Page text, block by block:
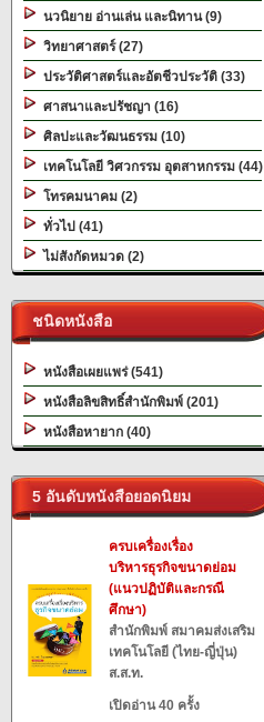
นวนิยาย อ่านเล่น และนิทาน (9)
วิทยาศาสตร์ (27)
ประวัติศาสตร์และอัตชีวประวัติ (33)
ศาสนาและปรัชญา (16)
ศิลปะและวัฒนธรรม (10)
เทคโนโลยี วิศวกรรม อุตสาหกรรม (44)
โทรคมนาคม (2)
ทั่วไป (41)
ไม่สังกัดหมวด (2)
ชนิดหนังสือ
หนังสือเผยแพร่ (541)
หนังสือลิขสิทธิ์สำนักพิมพ์ (201)
หนังสือหายาก (40)
5 อันดับหนังสือยอดนิยม
ครบเครื่องเรื่อง
บริหารธุรกิจขนาดย่อม
(แนวปฏิบัติและกรณี
ศึกษา)
สำนักพิมพ์ สมาคมส่งเสริม
เทคโนโลยี (ไทย-ญี่ปุ่น)
ส.ส.ท.
เปิดอ่าน 40 ครั้ง